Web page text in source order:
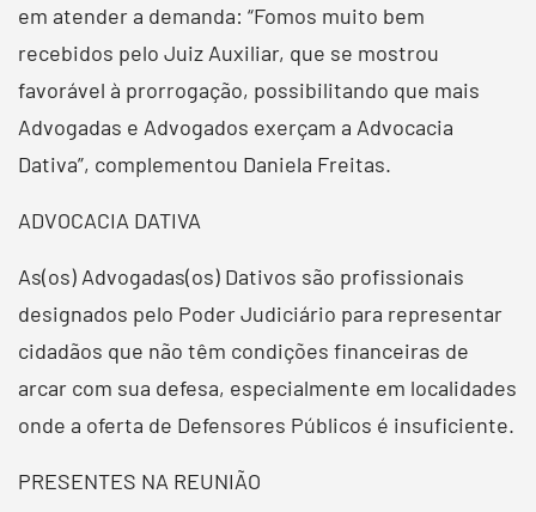
em atender a demanda: “Fomos muito bem
recebidos pelo Juiz Auxiliar, que se mostrou
favorável à prorrogação, possibilitando que mais
Advogadas e Advogados exerçam a Advocacia
Dativa”, complementou Daniela Freitas.
ADVOCACIA DATIVA
As(os) Advogadas(os) Dativos são profissionais
designados pelo Poder Judiciário para representar
cidadãos que não têm condições financeiras de
arcar com sua defesa, especialmente em localidades
onde a oferta de Defensores Públicos é insuficiente.
PRESENTES NA REUNIÃO